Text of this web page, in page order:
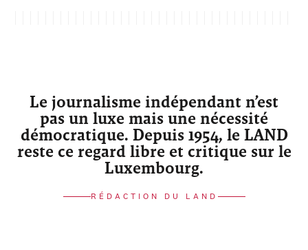
Le journalisme indépendant n’est
pas un luxe mais une nécessité
démocratique. Depuis 1954, le LAND
reste ce regard libre et critique sur le
Luxembourg.
RÉDACTION DU LAND